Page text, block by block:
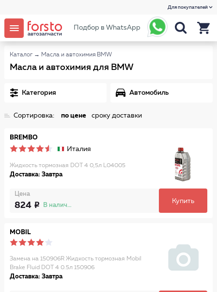
Для покупателей
Подбор в WhatsApp
Каталог → Масла и автохимия BMW
Масла и автохимия для BMW
Категория Автомобиль
Сортировка: по цене сроку доставки
BREMBO
Италия
Жидкость тормозная DOT 4 0,5л L04005
Доставка: Завтра
Цена
824 В наличии
Купить
MOBIL
Замена на 150906R Жидкость тормозная Mobil
Brake Fluid DOT 4 0.5л 150906
Доставка: Завтра